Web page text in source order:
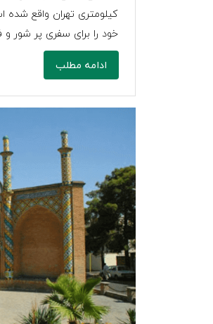
کیلومتری تهران واقع شده
خود را برای سفری پر شور
ادامه مطلب